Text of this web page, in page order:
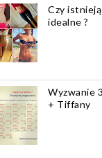
Czy
idealne ?
Wyzwanie
+ Tiffany